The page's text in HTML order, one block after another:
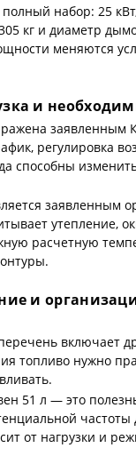
набор: 25
кг и диаметр
меняются
и
заявленным
регулировка
способны
заявленным
утепление,
расчетную
и
включает
топливо нужно
51 л — это
частоты
от нагрузки и